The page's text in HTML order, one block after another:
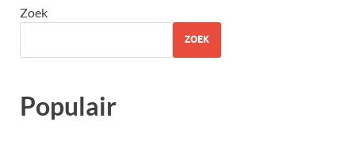
Zoek
ZOEK
Populair